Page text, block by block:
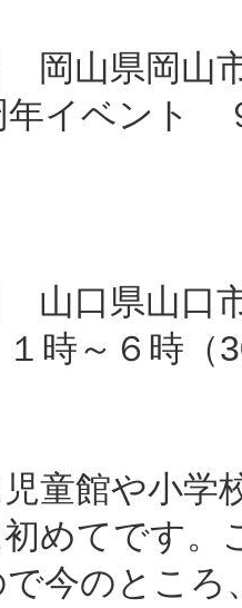
岡山県岡山
年イベント
山口県山口
時～６時（
童館や小学
めてです。
今のところ